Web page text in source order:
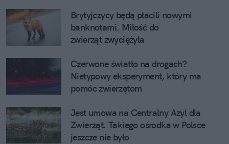
Brytyjczycy będą płacili nowymi
banknotami. Miłość do
zwierząt zwyciężyła
Czerwone światło na drogach?
Nietypowy eksperyment, który ma
pomóc zwierzętom
Jest umowa na Centralny Azyl dla
Zwierząt. Takiego ośrodka w Polsce
jeszcze nie było